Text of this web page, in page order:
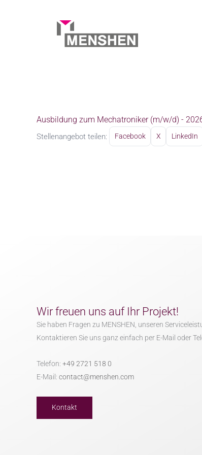
Ausbildung zum Mechatroniker (m/w/d) -
Stellenangebot teilen: Facebook X LinkedIn
Wir freuen uns auf Ihr Projekt!
Sie haben Fragen zu MENSHEN, unseren
Kontaktieren Sie uns ganz einfach per E-Mail oder
Telefon: +49 2721 518 0
E-Mail: contact@menshen.com
Kontakt